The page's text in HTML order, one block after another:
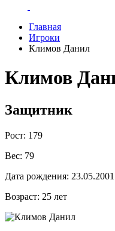
Главная
Игроки
Климов Данил
Климов
Защитник
Рост: 179
Вес: 79
Дата рождения: 23.05.2001
Возраст: 25 лет